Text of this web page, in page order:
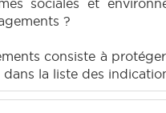
?
consiste à
la liste des